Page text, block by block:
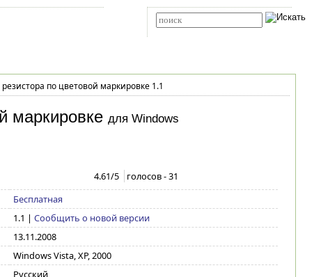
по цветовой маркировке 1.1
маркировке для Windows
4.61/5 голосов -31
Бесплатная
1.1 | Сообщить о новой версии
13.11.2008
Windows Vista, XP, 2000
Русский